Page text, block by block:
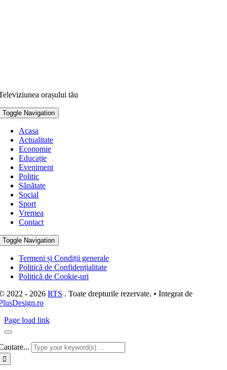
orașului tău
Toggle Navigation
Acasa
Actualitate
Economie
Educație
Eveniment
Politic
Sănătate
Social
Sport
Vremea
Contact
Toggle Navigation
Termeni și Condiții generale
Politică de Confidențialitate
Politică de Cookie-uri
2022 - 2026RTS . Toate drepturile rezervate. • Integrat de
Page load link